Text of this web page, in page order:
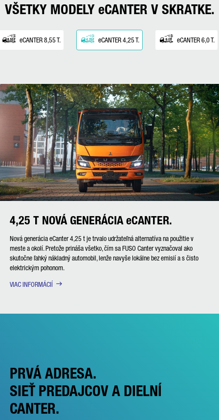
VŠETKY MODELY eCANTER V SKRATKE.
eCANTER 8,55 T. eCANTER 4,25 T. eCANTER 6,0 T.
4,25 T NOVÁ GENERÁCIA eCANTER.
Nová generácia eCanter 4,25 t je trvalo udržateľná alternatíva na použitie v
meste a okolí. Pretože prináša všetko, čím sa FUSO Canter vyznačoval ako
skutočne ľahký nákladný automobil, lenže navyše lokálne bez emisií a s čisto
elektrickým pohonom.
VIAC INFORMÁCIÍ
PRVÁ ADRESA.
SIEŤ PREDAJCOV A DIELNÍ
CANTER.